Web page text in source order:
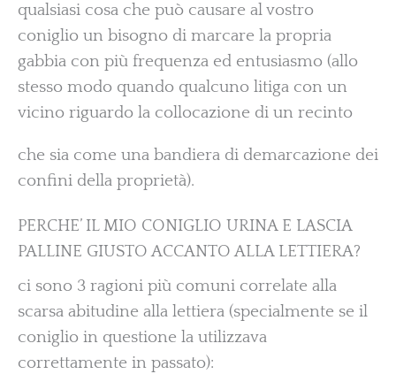
qualsiasi cosa che può causare al vostro
coniglio un bisogno di marcare la propria
gabbia con più frequenza ed entusiasmo (allo
stesso modo quando qualcuno litiga con un
vicino riguardo la collocazione di un recinto
che sia come una bandiera di demarcazione dei
confini della proprietà).
PERCHE’ IL MIO CONIGLIO URINA E LASCIA
PALLINE GIUSTO ACCANTO ALLA LETTIERA?
ci sono 3 ragioni più comuni correlate alla
scarsa abitudine alla lettiera (specialmente se il
coniglio in questione la utilizzava
correttamente in passato):